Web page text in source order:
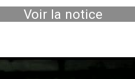
Voir la notice